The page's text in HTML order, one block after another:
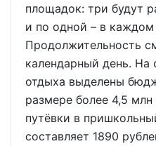
площадок: три будут
и по одной – в каждом
Продолжительность
календарный день. На
отдыха выделены
размере более 4,5
путёвки в
составляет 1890